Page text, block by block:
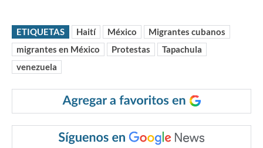
ETIQUETAS Haití México
Migrantes cubanos
migrantes en México
Protestas
Tapachula
venezuela